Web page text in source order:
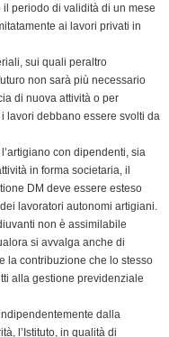
periodo di validità di un mese
ai lavori privati in
sui quali peraltro
non sarà più necessario
di nuova attività o per
lavori debbano essere svolti da
con dipendenti, sia
in forma societaria, il
DM deve essere esteso
lavoratori autonomi artigiani.
non è assimilabile
si avvalga anche di
la contribuzione che lo stesso
alla gestione previdenziale
dalla
l’Istituto, in qualità di